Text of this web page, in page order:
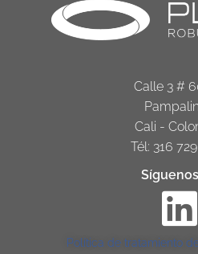
Calle 3 #
Cali -
Tél: 316
Política de tratamiento